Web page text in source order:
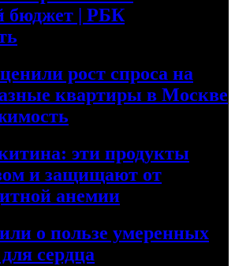
бюджет | РБК
рост спроса на
квартиры в Москве
эти продукты
и защищают от
анемии
о пользе умеренных
сердца